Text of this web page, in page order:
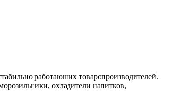
работающих товаропроизводителей.
охладители напитков,